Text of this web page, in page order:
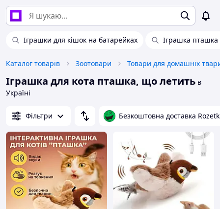
Іграшки для кішок на батарейках Іграшка пташка
Каталог товарів Зоотовари
Іграшка для кота пташка, що летить в
Україні
Фільтри Безкоштовна доставка